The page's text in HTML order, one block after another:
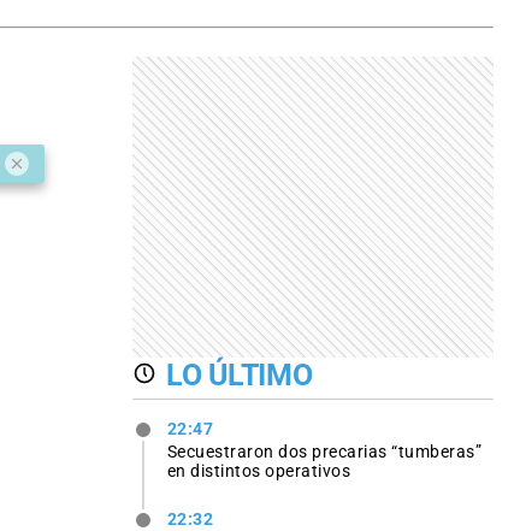
LO ÚLTIMO
22:47
Secuestraron dos precarias “tumberas”
en distintos operativos
22:32